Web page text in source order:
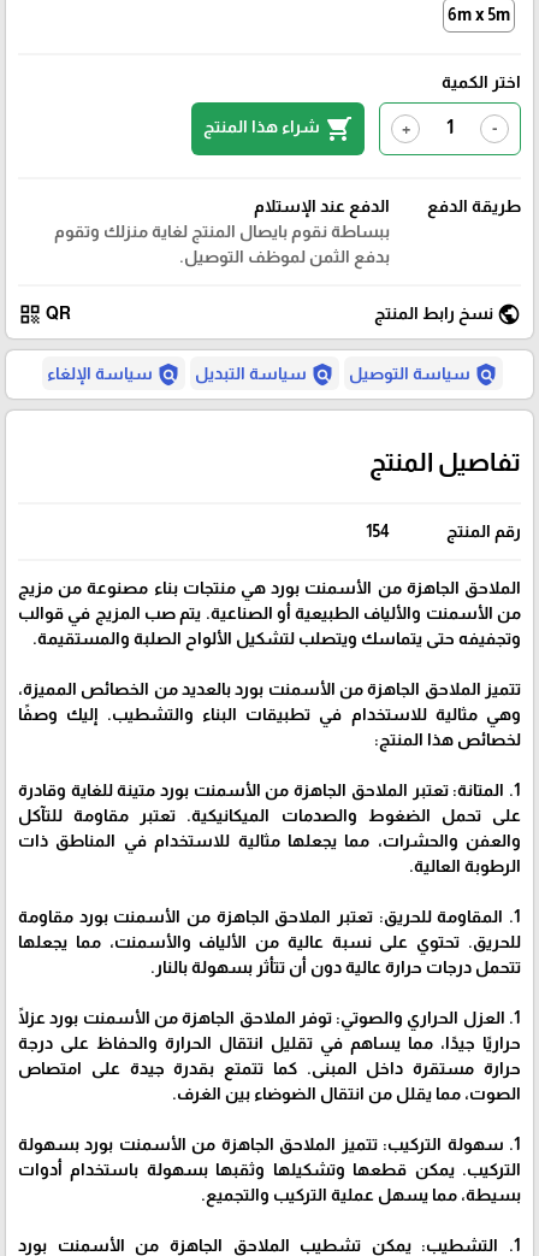
6m x 5m
اختر الكمية
-
+
shopping_cart شراء هذا المنتج
طريقة الدفع
الدفع عند الإستلام
ببساطة نقوم بايصال المنتج لغاية منزلك وتقوم
بدفع الثمن لموظف التوصيل.
public نسخ رابط المنتج QR
qr_code
policy سياسة التوصيل policy سياسة التبديل policy سياسة الإلغاء
تفاصيل المنتج
رقم المنتج 154
الملاحق الجاهزة من الأسمنت بورد هي منتجات بناء مصنوعة من مزيج
من الأسمنت والألياف الطبيعية أو الصناعية. يتم صب المزيج في قوالب
وتجفيفه حتى يتماسك ويتصلب لتشكيل الألواح الصلبة والمستقيمة.
تتميز الملاحق الجاهزة من الأسمنت بورد بالعديد من الخصائص المميزة،
وهي مثالية للاستخدام في تطبيقات البناء والتشطيب. إليك وصفًا
لخصائص هذا المنتج:
1. المتانة: تعتبر الملاحق الجاهزة من الأسمنت بورد متينة للغاية وقادرة
على تحمل الضغوط والصدمات الميكانيكية. تعتبر مقاومة للتآكل
والعفن والحشرات، مما يجعلها مثالية للاستخدام في المناطق ذات
الرطوبة العالية.
1. المقاومة للحريق: تعتبر الملاحق الجاهزة من الأسمنت بورد مقاومة
للحريق. تحتوي على نسبة عالية من الألياف والأسمنت، مما يجعلها
تتحمل درجات حرارة عالية دون أن تتأثر بسهولة بالنار.
1. العزل الحراري والصوتي: توفر الملاحق الجاهزة من الأسمنت بورد عزلًا
حراريًا جيدًا، مما يساهم في تقليل انتقال الحرارة والحفاظ على درجة
حرارة مستقرة داخل المبنى. كما تتمتع بقدرة جيدة على امتصاص
الصوت، مما يقلل من انتقال الضوضاء بين الغرف.
1. سهولة التركيب: تتميز الملاحق الجاهزة من الأسمنت بورد بسهولة
التركيب. يمكن قطعها وتشكيلها وثقبها بسهولة باستخدام أدوات
بسيطة، مما يسهل عملية التركيب والتجميع.
1. التشطيب: يمكن تشطيب الملاحق الجاهزة من الأسمنت بورد